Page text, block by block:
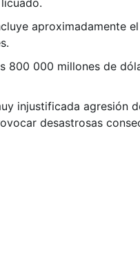
aproximadamente
000 millones de
injustificada agresión
desastrosas